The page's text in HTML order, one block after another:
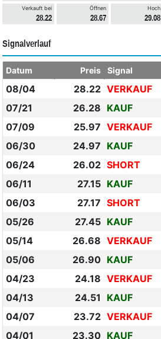
Verkauft bei
28.22
Öffnen
28.67
Hoch
29.08
Signalverlauf
Datum Preis Signal
08/04 28.22 VERKAUF
07/21
26.28 KAUF
07/09
25.97 VERKAUF
06/30
24.97 KAUF
06/24
26.02 SHORT
06/11
27.15 KAUF
06/03
27.17 SHORT
05/26
27.45 KAUF
05/14
26.68 VERKAUF
05/06
26.90 KAUF
04/23
24.18 VERKAUF
04/13
24.51 KAUF
04/07
23.72 VERKAUF
04/01
23.30 KAUF